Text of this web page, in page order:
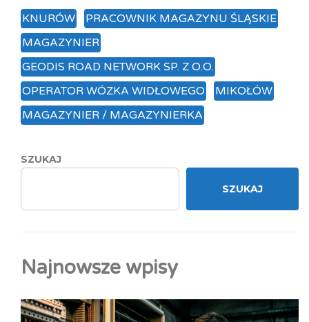
KNURÓW
PRACOWNIK MAGAZYNU ŚLĄSKIE
MAGAZYNIER
GEODIS ROAD NETWORK SP. Z O.O.
OPERATOR WÓZKA WIDŁOWEGO
MIKOŁÓW
MAGAZYNIER / MAGAZYNIERKA
SZUKAJ
SZUKAJ
Najnowsze wpisy